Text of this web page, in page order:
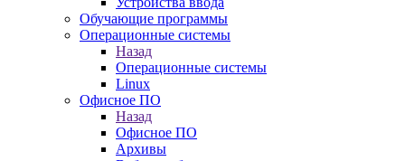
Обучающие программы
Операционные системы
Назад
Операционные системы
Linux
Офисное ПО
Назад
Офисное ПО
Архивы